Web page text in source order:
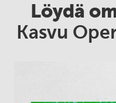
Löydä
Kasvu